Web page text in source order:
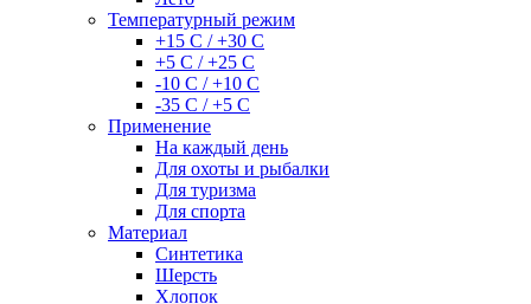
Температурный режим
+15 С / +30 С
+5 С / +25 С
-10 С / +10 С
-35 С / +5 С
Применение
На каждый день
Для охоты и рыбалки
Для туризма
Для спорта
Материал
Синтетика
Шерсть
Хлопок